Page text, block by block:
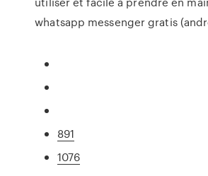
whatsapp messenger gratis
891
1076